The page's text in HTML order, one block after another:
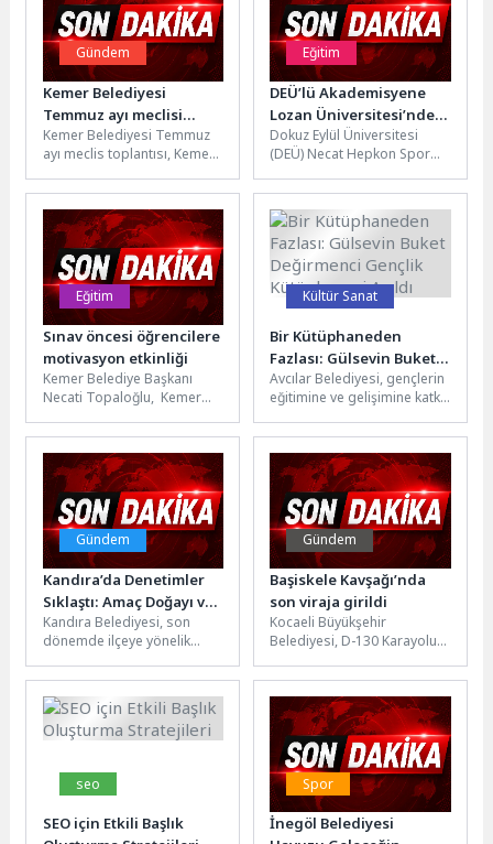
Gündem
Kemer Belediyesi
Temmuz ayı meclisi
yapıldı
Kemer Belediyesi Temmuz
ayı meclis toplantısı, Kemer
Topaloğlu başkanlığında
gerçekleştirildi. Kemer
Belediyesi Şehit...
Eğitim
DEÜ’lü Akademisyene
Lozan Üniversitesi’nden
Uzmanlık Sertifikası
Dokuz Eylül Üniversitesi
(DEÜ) Necat Hepkon Spor
Eğitimi ve Spor Öğretmenliği
Bölümü...
Eğitim
Sınav öncesi öğrencilere
motivasyon etkinliği
Kemer Belediye Başkanı
Necati Topaloğlu, Kemer
Destek Eğitim Kursunda
üniversite sınavına ücretsiz...
Kültür Sanat
Bir Kütüphaneden
Fazlası: Gülsevin Buket
Değirmenci Gençlik
Kütüphanesi Açıldı
Avcılar Belediyesi, gençlerin
eğitimine ve gelişimine katkı
daha hayata geçirdi.
Gülsevin...
Gündem
Kandıra’da Denetimler
Sıklaştı: Amaç Doğayı ve
Tarım Arazilerini
Korumak
Kandıra Belediyesi, son
dönemde ilçeye yönelik
daha da dikkat çeker hale...
Gündem
Başiskele Kavşağı’nda
son viraja girildi
Kocaeli Büyükşehir
Belediyesi, D-130 Karayolu
Başiskele Kavşağı
Projesi’nde sona yaklaşıyor.
Dünyanın tek...
seo
SEO için Etkili Başlık
Spor
İnegöl Belediyesi